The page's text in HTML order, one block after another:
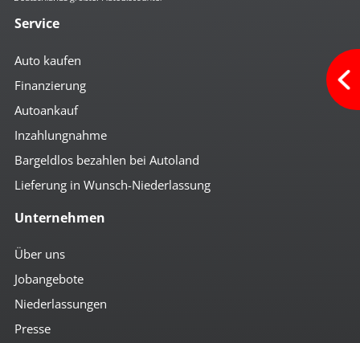
Service
Auto kaufen
Finanzierung
Autoankauf
Inzahlungnahme
Bargeldlos bezahlen bei Autoland
Lieferung in Wunsch-Niederlassung
Unternehmen
Über uns
Jobangebote
Niederlassungen
Presse